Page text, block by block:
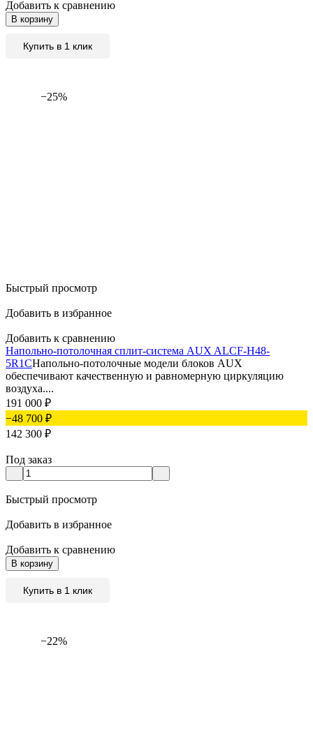
Добавить к сравнению
В корзину
Купить в 1 клик
−25%
Быстрый просмотр
Добавить в избранное
Добавить к сравнению
Напольно-потолочная сплит-система AUX ALCF-H48-
5R1CНапольно-потолочные модели блоков AUX
обеспечивают качественную и равномерную циркуляцию
воздуха....
191 000 ₽
−48 700 ₽
142 300 ₽
Под заказ
Быстрый просмотр
Добавить в избранное
Добавить к сравнению
В корзину
Купить в 1 клик
−22%